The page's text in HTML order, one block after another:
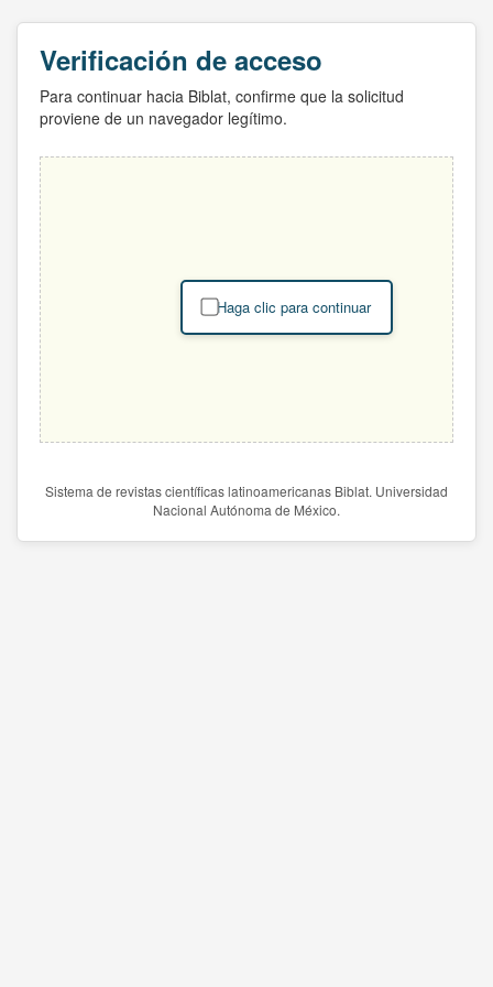
Verificación de acceso
Para continuar hacia Biblat, confirme que la solicitud
proviene de un navegador legítimo.
Haga clic para continuar
Sistema de revistas científicas latinoamericanas Biblat. Universidad
Nacional Autónoma de México.